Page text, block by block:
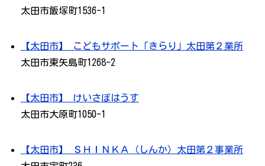
太田市飯塚町1536-1
【太田市】 こどもサポート「きらり」太田第２業所
太田市東矢島町1268-2
【太田市】 けいさぽはうす
太田市大原町1050-1
【太田市】 ＳＨＩＮＫＡ（しんか）太田第２事業所